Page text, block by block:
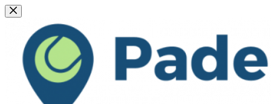
Zum
Inhalt
springen